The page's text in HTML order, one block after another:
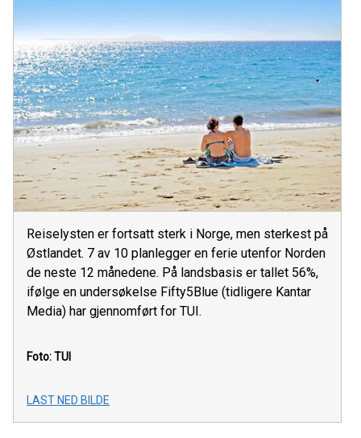
Reiselysten er fortsatt sterk i Norge, men sterkest på
Østlandet. 7 av 10 planlegger en ferie utenfor Norden
de neste 12 månedene. På landsbasis er tallet 56%,
ifølge en undersøkelse Fifty5Blue (tidligere Kantar
Media) har gjennomført for TUI.
Foto: TUI
LAST NED BILDE